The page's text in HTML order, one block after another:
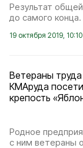
Результат
до самого конца.
19 октября 2019, 10:10
Ветераны
КМАруда
крепость
Родное
с ним ветераны